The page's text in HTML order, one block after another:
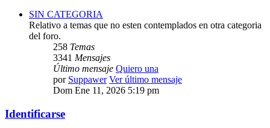
SIN CATEGORIA
Relativo a temas que no esten contemplados en otra categoria
del foro.
258 Temas
3341 Mensajes
Último mensaje Quiero una
por Suppawer Ver último mensaje
Dom Ene 11, 2026 5:19 pm
Identificarse